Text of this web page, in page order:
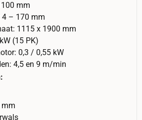
mm
4 – 170 mm
1115 x 1900 mm
(15 PK)
0,3 / 0,55 kW
4,5 en 9 m/min